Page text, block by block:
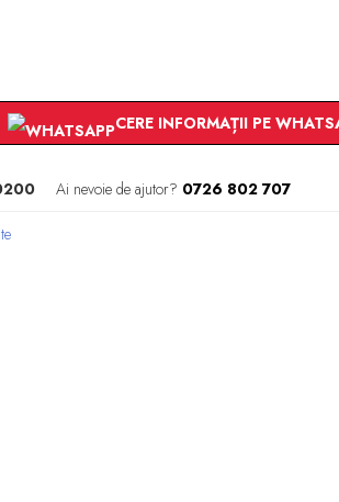
CERE INFORMAȚII PE
Ai nevoie de ajutor? 0726 802 707